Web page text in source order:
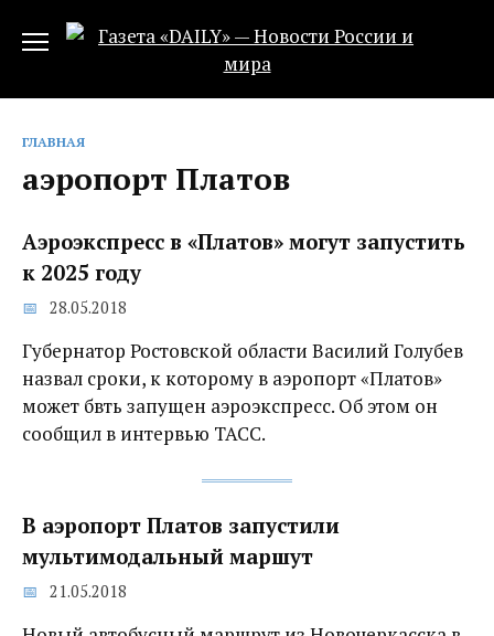
ГЛАВНАЯ
аэропорт Платов
Аэроэкспресс в «Платов» могут запустить
к 2025 году
28.05.2018
Губернатор Ростовской области Василий Голубев
назвал сроки, к которому в аэропорт «Платов»
может бвть запущен аэроэкспресс. Об этом он
сообщил в интервью ТАСС.
В аэропорт Платов запустили
мультимодальный маршут
21.05.2018